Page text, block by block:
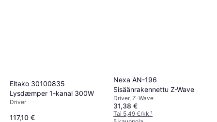
Eltako 30100835
Lysdæmper 1-kanal 300W
Driver
117,10 €
Nexa AN-196
Sisäänrakennettu Z-Wave
Driver, Z-Wave
31,38 €
Tai 5,49 €/kk.¹